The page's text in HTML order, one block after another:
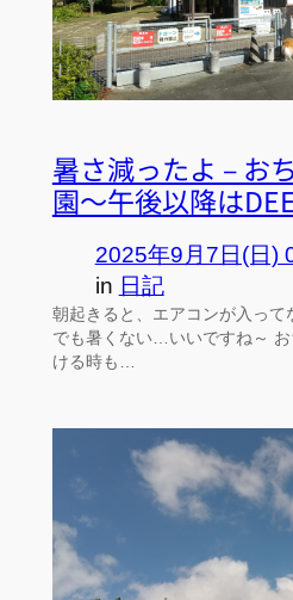
暑さ減ったよ – お
園～午後以降は
2025年9月7日(日)
in 日記
朝起きると、エアコンが入って
でも暑くない…いいですね～
ける時も…